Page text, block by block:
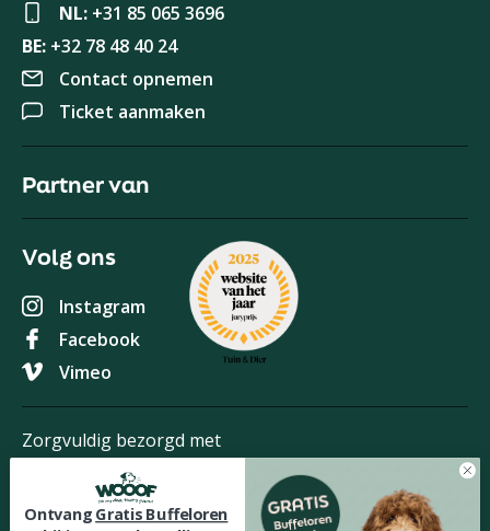
Volg ons
Instagram
Facebook
Vimeo
NL: +31 85 065 3696
BE: +32 78 48 40 24
Contact opnemen
Ticket aanmaken
Partner van
Zorgvuldig bezorgd met
Ontvang Gratis Buffeloren